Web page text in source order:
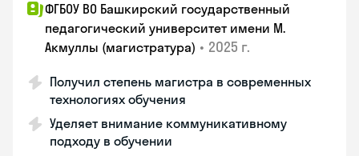
ФГБОУ ВО Башкирский государственный
педагогический университет имени М.
Акмуллы (магистратура) • 2025 г.
Получил степень магистра в современных
технологиях обучения
Уделяет внимание коммуникативному
подходу в обучении